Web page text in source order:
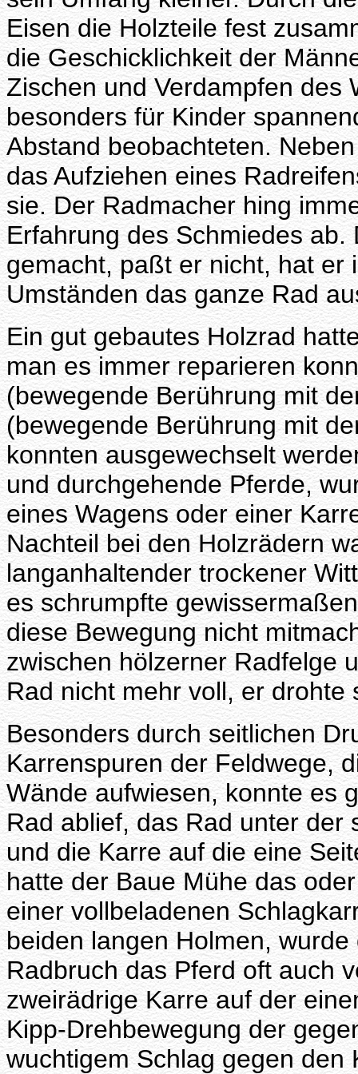
Eisen die Holzteile fest
die Geschicklichkeit der
Zischen und Verdampfen des
besonders für Kinder
Abstand beobachteten.
das Aufziehen eines
sie. Der Radmacher hing
Erfahrung des Schmiedes
gemacht, paßt er nicht, hat er
Umständen das ganze Rad
Ein gut gebautes Holzrad
man es immer reparieren
(bewegende Berührung mit
(bewegende Berührung mit
konnten ausgewechselt
und durchgehende Pferde,
eines Wagens oder einer
Nachteil bei den Holzrädern
langanhaltender trockener
es schrumpfte
diese Bewegung nicht
zwischen hölzerner Radfelge
Rad nicht mehr voll, er drohte
Besonders durch seitlichen
Karrenspuren der Feldwege,
Wände aufwiesen, konnte es
Rad ablief, das Rad unter der
und die Karre auf die eine
hatte der Baue Mühe das
einer vollbeladenen
beiden langen Holmen,
Radbruch das Pferd oft auch
zweirädrige Karre auf der
Kipp-Drehbewegung der
wuchtigem Schlag gegen den